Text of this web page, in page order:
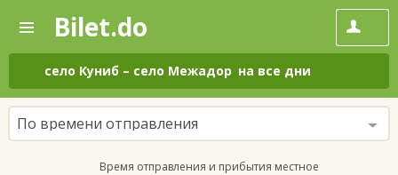
—
Поиск
и
покупка
билетов
на
автобус
онлайн
Bilet.do
село Куниб – село Межадор на все дни
По времени отправления
Время отправления и прибытия местное